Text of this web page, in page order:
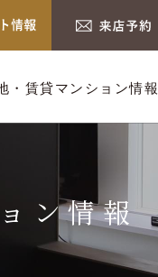
・賃貸マンション情報
ン情報